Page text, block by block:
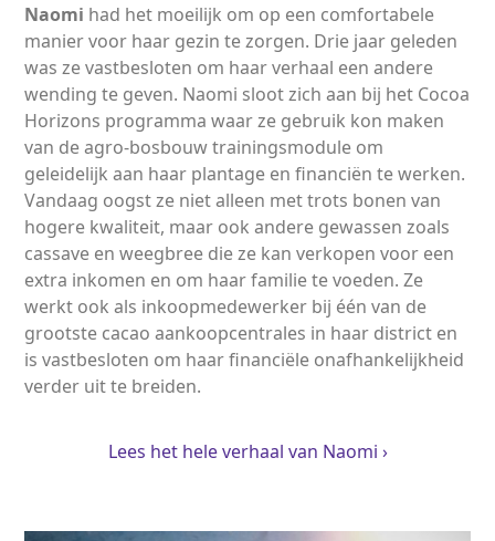
Naomi had het moeilijk om op een comfortabele
manier voor haar gezin te zorgen. Drie jaar geleden
was ze vastbesloten om haar verhaal een andere
wending te geven. Naomi sloot zich aan bij het Cocoa
Horizons programma waar ze gebruik kon maken
van de agro-bosbouw trainingsmodule om
geleidelijk aan haar plantage en financiën te werken.
Vandaag oogst ze niet alleen met trots bonen van
hogere kwaliteit, maar ook andere gewassen zoals
cassave en weegbree die ze kan verkopen voor een
extra inkomen en om haar familie te voeden. Ze
werkt ook als inkoopmedewerker bij één van de
grootste cacao aankoopcentrales in haar district en
is vastbesloten om haar financiële onafhankelijkheid
verder uit te breiden.
Lees het hele verhaal van Naomi ›